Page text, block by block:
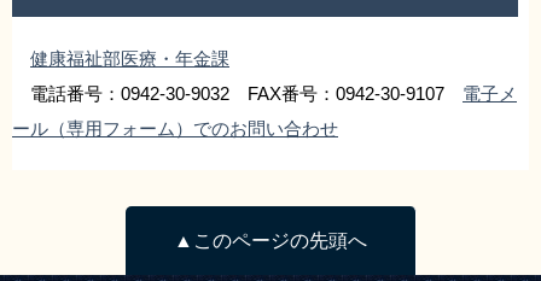
健康福祉部医療・年金課
電話番号：0942-30-9032 FAX番号：0942-30-9107 電子メ
ール（専用フォーム）でのお問い合わせ
▲このページの先頭へ